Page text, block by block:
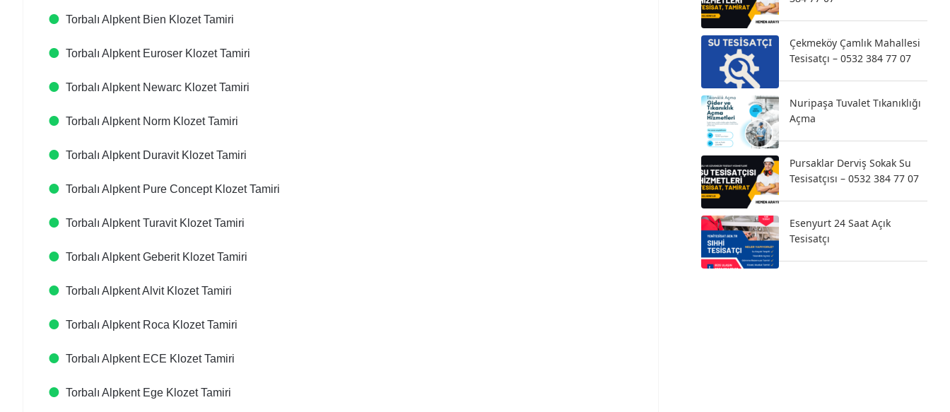
Torbalı Alpkent Bien Klozet Tamiri
Torbalı Alpkent Euroser Klozet Tamiri
Torbalı Alpkent Newarc Klozet Tamiri
Torbalı Alpkent Norm Klozet Tamiri
Torbalı Alpkent Duravit Klozet Tamiri
Torbalı Alpkent Pure Concept Klozet Tamiri
Torbalı Alpkent Turavit Klozet Tamiri
Torbalı Alpkent Geberit Klozet Tamiri
Torbalı Alpkent Alvit Klozet Tamiri
Torbalı Alpkent Roca Klozet Tamiri
Torbalı Alpkent ECE Klozet Tamiri
Torbalı Alpkent Ege Klozet Tamiri
Çekmeköy Çamlık Mahallesi
Tesisatçı – 0532 384 77 07
Nuripaşa Tuvalet Tıkanıklığı
Açma
Pursaklar Derviş Sokak Su
Tesisatçısı – 0532 384 77 07
Esenyurt 24 Saat Açık
Tesisatçı